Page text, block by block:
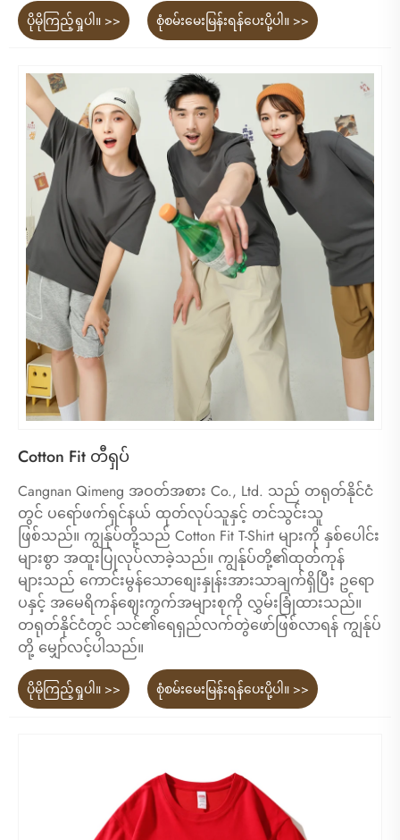
ပိုမိုကြည့်ရှုပါ။ >> စုံစမ်းမေးမြန်းရန်ပေးပို့ပါ။ >>
Cotton Fit တီရှပ်
Cangnan Qimeng အဝတ်အစား Co., Ltd. သည် တရုတ်နိုင်ငံ
တွင် ပရော်ဖက်ရှင်နယ် ထုတ်လုပ်သူနှင့် တင်သွင်းသူ
ဖြစ်သည်။ ကျွန်ုပ်တို့သည် Cotton Fit T-Shirt များကို နှစ်ပေါင်း
များစွာ အထူးပြုလုပ်လာခဲ့သည်။ ကျွန်ုပ်တို့၏ထုတ်ကုန်
များသည် ကောင်းမွန်သောစျေးနှုန်းအားသာချက်ရှိပြီး ဥရော
ပနှင့် အမေရိကန်ဈေးကွက်အများစုကို လွှမ်းခြုံထားသည်။
တရုတ်နိုင်ငံတွင် သင်၏ရေရှည်လက်တွဲဖော်ဖြစ်လာရန် ကျွန်ုပ်
တို့ မျှော်လင့်ပါသည်။
ပိုမိုကြည့်ရှုပါ။ >> စုံစမ်းမေးမြန်းရန်ပေးပို့ပါ။ >>